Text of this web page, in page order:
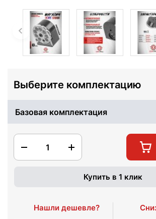
Выберите комплектацию
Базовая комплектация
1
Купить в 1 клик
Нашли дешевле?